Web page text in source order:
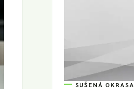
SUŠENÁ OKRASA